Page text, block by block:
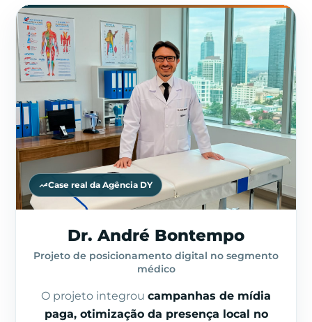
Case real da Agência DY
Dr. André Bontempo
Projeto de posicionamento digital no segmento
médico
O projeto integrou campanhas de mídia
paga, otimização da presença local no